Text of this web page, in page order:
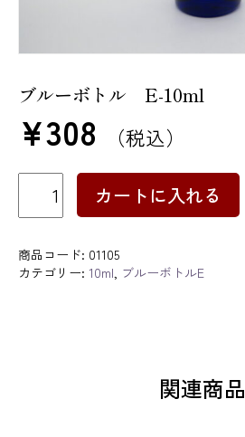
ブルーボトル E-10ml
¥308 （税込）
ー
ト
ル
カートに入れる
商品コード: 01105
カテゴリー: 10ml, ブルーボトルE
関連商品